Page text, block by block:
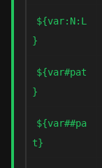
${var:N:L
}
${var#pat
}
${var##pa
t}